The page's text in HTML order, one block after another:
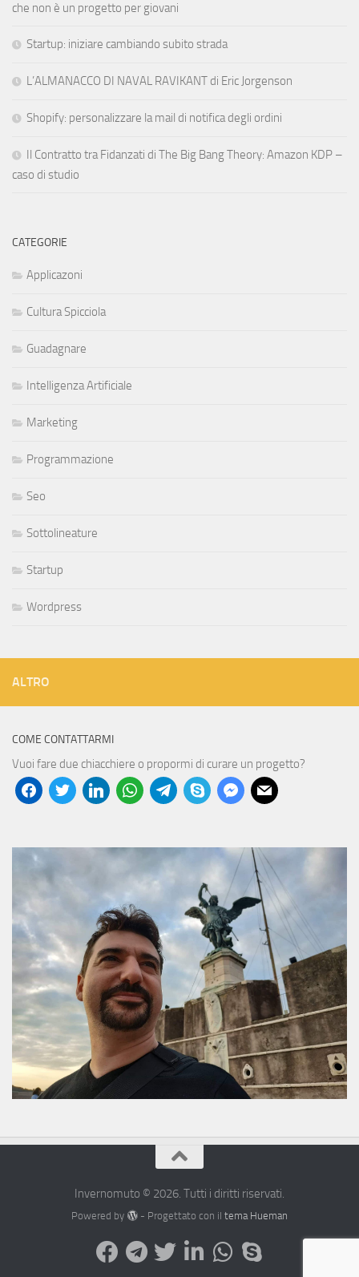
che non è un progetto per giovani
Startup: iniziare cambiando subito strada
L’ALMANACCO DI NAVAL RAVIKANT di Eric Jorgenson
Shopify: personalizzare la mail di notifica degli ordini
Il Contratto tra Fidanzati di The Big Bang Theory: Amazon KDP –
caso di studio
CATEGORIE
Applicazoni
Cultura Spicciola
Guadagnare
Intelligenza Artificiale
Marketing
Programmazione
Seo
Sottolineature
Startup
Wordpress
ALTRO
COME CONTATTARMI
Vuoi fare due chiacchiere o propormi di curare un progetto?
facebooktwitter linkedinwhatsapptelegramskype messenger
mail
Invernomuto © 2026. Tutti i diritti riservati.
Powered by - Progettato con il tema Hueman